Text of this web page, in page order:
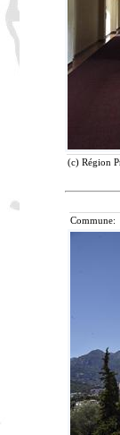
(c) Région
Commune: